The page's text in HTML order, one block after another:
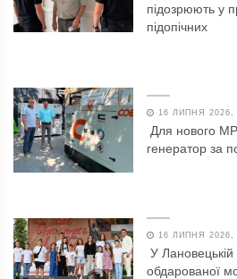
підозрюють у
підопічних
16 ЛИПНЯ 2026,
Для нового
генератор за
16 ЛИПНЯ 2026,
У Лановецькій
обдарованої